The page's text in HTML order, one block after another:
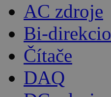
AC zdroje
Bi-
Čítače
DAQ